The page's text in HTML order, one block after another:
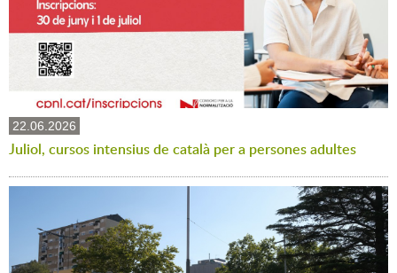
22.06.2026
Juliol, cursos intensius de català per a persones adultes